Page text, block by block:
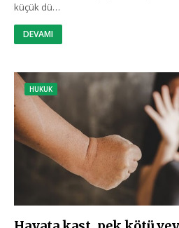
küçük dü…
DEVAMI
HUKUK